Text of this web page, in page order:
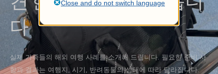
다
실제 가족들의 해외 여행 사례를 소개해 드립니다. 필요한 준비 사
항과 결과는 여행지, 시기, 반려동물의 상태에 따라 달라집니다.
Close and do not switch language